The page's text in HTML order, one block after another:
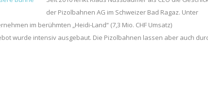
der Pizolbahnen AG im Schweizer Bad Ragaz. Unter
im berühmten „Heidi-Land“ (7,3 Mio. CHF Umsatz)
wurde intensiv ausgebaut. Die Pizolbahnen lassen aber auch